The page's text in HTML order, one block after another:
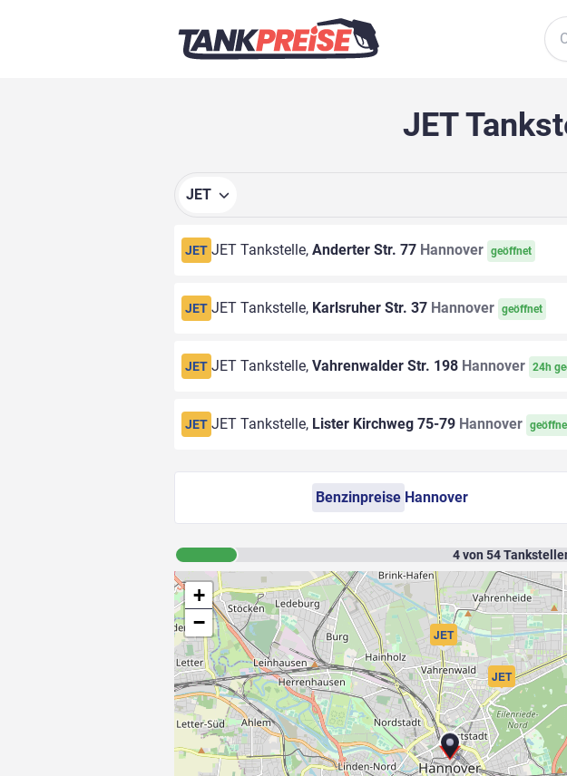
JET
JET
JET JET Tankstelle, Anderter Str. 77 Hannover geöffnet
JET JET Tankstelle, Karlsruher Str. 37 Hannover geöffnet
JET JET Tankstelle, Vahrenwalder Str. 198 Hannover 24h
JET JET Tankstelle, Lister Kirchweg 75-79 Hannover
Benzinpreise Hannover
4von 54
JET
JET
+
−